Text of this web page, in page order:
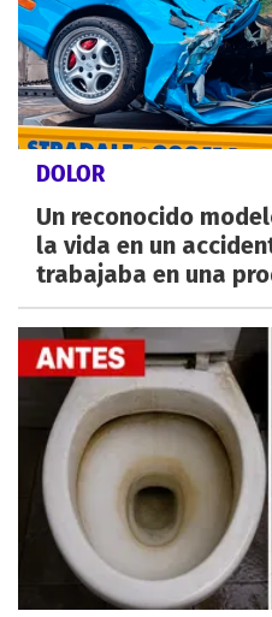
DOLOR
Un reconocido
la vida en un
trabajaba en una